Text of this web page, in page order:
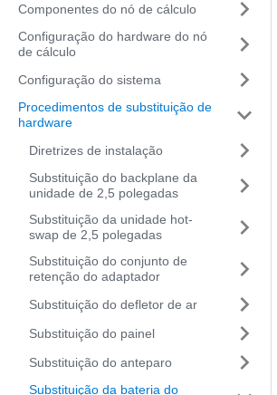
Componentes do nó de cálculo
Configuração do hardware do nó
de cálculo
Configuração do sistema
Procedimentos de substituição de
hardware
Diretrizes de instalação
Substituição do backplane da
unidade de 2,5 polegadas
Substituição da unidade hot-
swap de 2,5 polegadas
Substituição do conjunto de
retenção do adaptador
Substituição do defletor de ar
Substituição do painel
Substituição do anteparo
Substituição da bateria do